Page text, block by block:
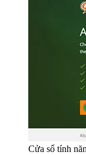
Cửa sổ tính